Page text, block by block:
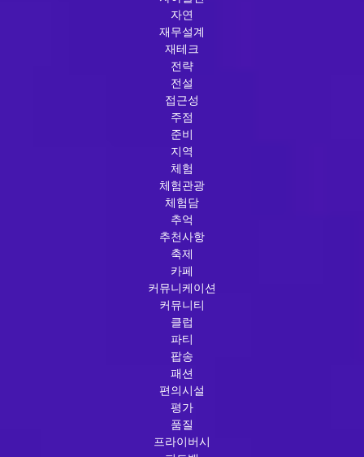
자연
재무설계
재테크
전략
전설
접근성
주점
준비
지역
체험
체험관광
체험담
추억
추천사항
축제
카페
커뮤니케이션
커뮤니티
클럽
파티
팝송
패션
편의시설
평가
품질
프라이버시